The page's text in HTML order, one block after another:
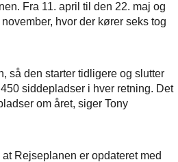
Fra 11. april til den 22. maj og
hvor der kører seks tog
så den starter tidligere og slutter
siddepladser i hver retning. Det
om året, siger Tony
Rejseplanen er opdateret med